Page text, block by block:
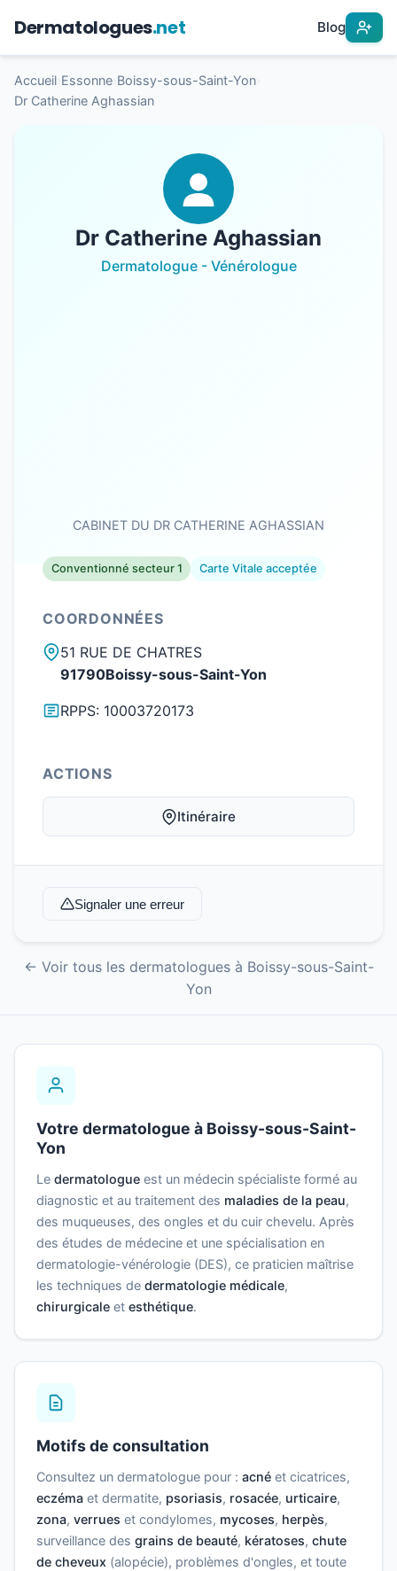
Dermatologues.net Blog
Accueil Essonne Boissy-sous-Saint-Yon
Dr Catherine Aghassian
Dr Catherine Aghassian
Dermatologue - Vénérologue
CABINET DU DR CATHERINE AGHASSIAN
Conventionné secteur 1 Carte Vitale acceptée
COORDONNÉES
51 RUE DE CHATRES
91790Boissy-sous-Saint-Yon
RPPS: 10003720173
ACTIONS
Itinéraire
Signaler une erreur
← Voir tous les dermatologues à Boissy-sous-Saint-
Yon
Votre dermatologue à Boissy-sous-Saint-
Yon
Le dermatologue est un médecin spécialiste formé au
diagnostic et au traitement des maladies de la peau,
des muqueuses, des ongles et du cuir chevelu. Après
des études de médecine et une spécialisation en
dermatologie-vénérologie (DES), ce praticien maîtrise
les techniques de dermatologie médicale,
chirurgicale et esthétique.
Motifs de consultation
Consultez un dermatologue pour : acné et cicatrices,
eczéma et dermatite, psoriasis, rosacée, urticaire,
zona, verrues et condylomes, mycoses, herpès,
surveillance des grains de beauté, kératoses, chute
de cheveux (alopécie), problèmes d'ongles, et toute